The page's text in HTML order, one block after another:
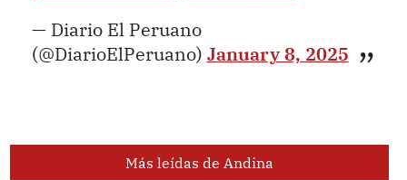
— Diario El Peruano
(@DiarioElPeruano) January 8, 2025
Más leídas de Andina